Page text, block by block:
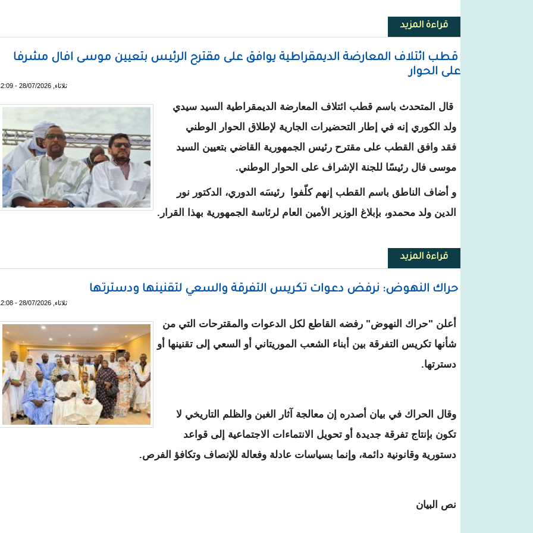
قراءة المزيدحول ألاك: السيدة الأولى تشرف على إطلاق المرحلة الثالثة من مشروع SWEED+
قطب ائتلاف المعارضة الديمقراطية يوافق على مقترح الرئيس بتعيين موسى افال مشرفا
على الحوار
ثلاثاء, 28/07/2026 - 12:09
قال المتحدث باسم قطب ائتلاف المعارضة الديمقراطية السيد سيدي
ولد الكوري إنه في إطار التحضيرات الجارية لإطلاق الحوار الوطني
فقد وافق القطب على مقترح رئيس الجمهورية القاضي بتعيين السيد
موسى فال رئيسًا للجنة الإشراف على الحوار الوطني.
و أضاف الناطق باسم القطب إنهم كلّفوا رئيسَه الدوري، الدكتور نور
الدين ولد محمدو، بإبلاغ الوزير الأمين العام لرئاسة الجمهورية بهذا القرار.
قراءة المزيدحول قطب ائتلاف المعارضة الديمقراطية يوافق على مقترح الرئيس بتعيين موسى افال مشرفا على
حراك النهوض: نرفض دعوات تكريس التفرقة والسعي لتقنينها ودسترتها
ثلاثاء, 28/07/2026 - 12:08
أعلن "حراك النهوض" رفضه القاطع لكل الدعوات والمقترحات التي من
شأنها تكريس التفرقة بين أبناء الشعب الموريتاني أو السعي إلى تقنينها أو
دسترتها.
وقال الحراك في بيان أصدره إن معالجة آثار الغبن والظلم التاريخي لا
تكون بإنتاج تفرقة جديدة أو تحويل الانتماءات الاجتماعية إلى قواعد
دستورية وقانونية دائمة، وإنما بسياسات عادلة وفعالة للإنصاف وتكافؤ الفرص.
نص البيان